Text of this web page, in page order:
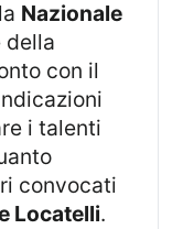
Nazionale
della
con il
i talenti
convocati
Locatelli.